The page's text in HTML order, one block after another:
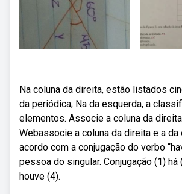
Na coluna da direita, estão listados
da periódica; Na da esquerda, a
elementos. Associe a coluna da direita
Webassocie a coluna da direita e a da
acordo com a conjugação do verbo
pessoa do singular. Conjugação (1) há
houve (4).